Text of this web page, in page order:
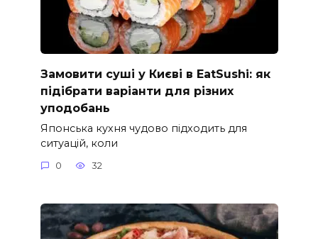
Замовити суші у Києві в EatSushi: як
підібрати варіанти для різних
уподобань
Японська кухня чудово підходить для
ситуацій, коли
0 32